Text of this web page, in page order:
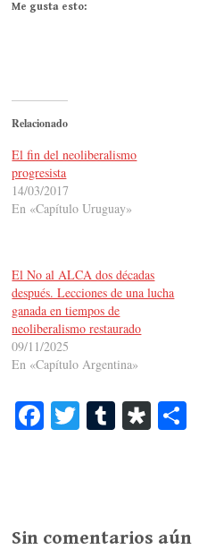
Me gusta esto:
Relacionado
El fin del neoliberalismo
progresista
14/03/2017
En «Capítulo Uruguay»
El No al ALCA dos décadas
después. Lecciones de una lucha
ganada en tiempos de
neoliberalismo restaurado
09/11/2025
En «Capítulo Argentina»
Fa T T
r
Di
rti
Sin comentarios aún